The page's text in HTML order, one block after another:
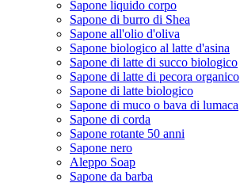
Sapone liquido corpo
Sapone di burro di Shea
Sapone all'olio d'oliva
Sapone biologico al latte d'asina
Sapone di latte di succo biologico
Sapone di latte di pecora organico
Sapone di latte biologico
Sapone di muco o bava di lumaca
Sapone di corda
Sapone rotante 50 anni
Sapone nero
Aleppo Soap
Sapone da barba